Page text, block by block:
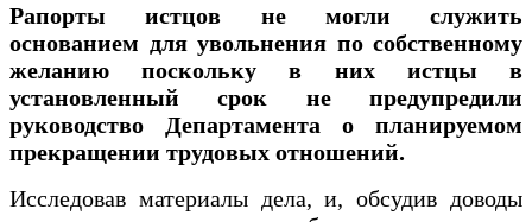
Рапорты истцов не могли служить
основанием для увольнения по собственному
желанию поскольку в них истцы в
установленный срок не предупредили
руководство Департамента о планируемом
прекращении трудовых отношений.
Исследовав материалы дела, и, обсудив доводы